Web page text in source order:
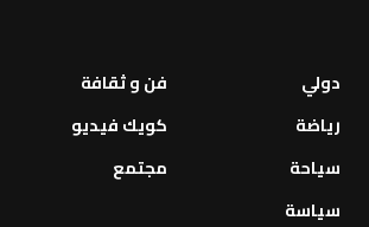
دولي
رياضة
سياحة
سياسة
فن و ثقافة
كويك فيديو
مجتمع